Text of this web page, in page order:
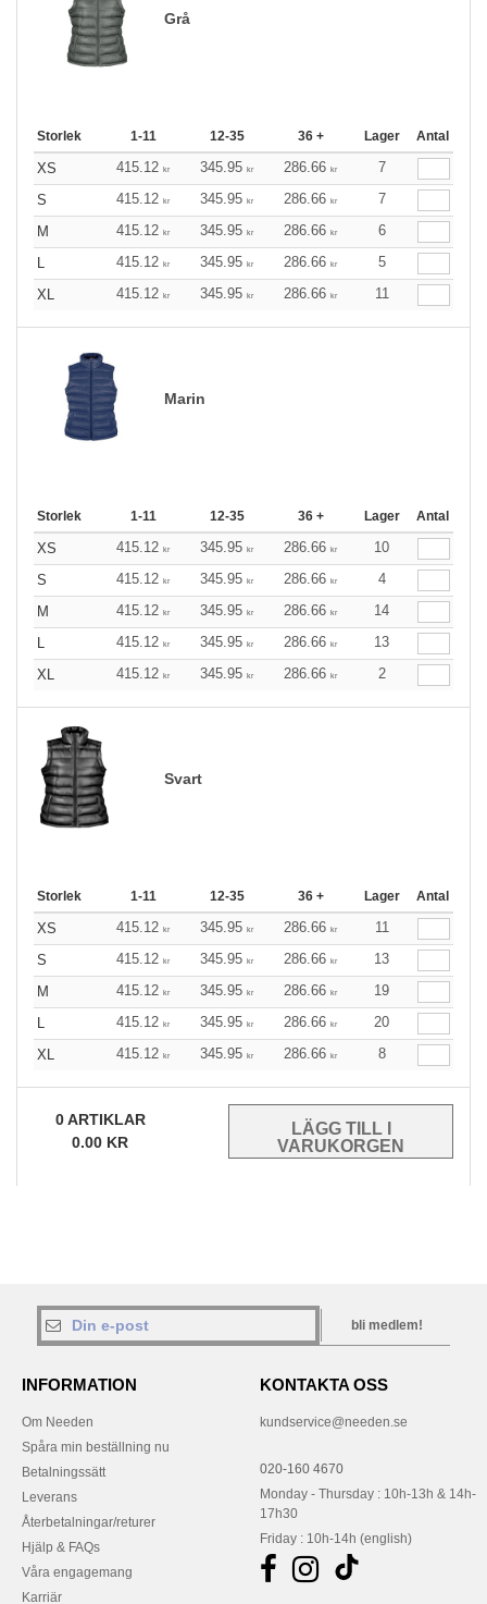
Grå
Storlek 1-11 12-35 36 + Lager Antal
XS 415.12 kr 345.95 kr 286.66 kr
7
S
415.12 kr 345.95 kr 286.66 kr
7
M
415.12 kr 345.95 kr 286.66 kr
6
L
415.12 kr 345.95 kr 286.66 kr
5
XL
415.12 kr 345.95 kr 286.66 kr 11
Marin
Storlek 1-11 12-35 36 + Lager Antal
XS 415.12 kr 345.95 kr 286.66 kr
10
S
415.12 kr 345.95 kr 286.66 kr
4
M
415.12 kr 345.95 kr 286.66 kr
14
L
415.12 kr 345.95 kr 286.66 kr
13
XL
415.12 kr 345.95 kr 286.66 kr 2
Svart
Storlek 1-11 12-35 36 + Lager Antal
XS 415.12 kr 345.95 kr 286.66 kr
11
S
415.12 kr 345.95 kr 286.66 kr
13
M
415.12 kr 345.95 kr 286.66 kr
19
L
415.12 kr 345.95 kr 286.66 kr
20
XL
415.12 kr 345.95 kr 286.66 kr 8
0ARTIKLAR
0.00 KR
bli medlem!
INFORMATION
Om Needen
Spåra min beställning nu
Betalningssätt
Leverans
Återbetalningar/returer
Hjälp & FAQs
Våra engagemang
Karriär
KONTAKTA OSS
kundservice@needen.se
020-160 4670
Monday - Thursday : 10h-13h & 14h-
17h30
Friday : 10h-14h (english)